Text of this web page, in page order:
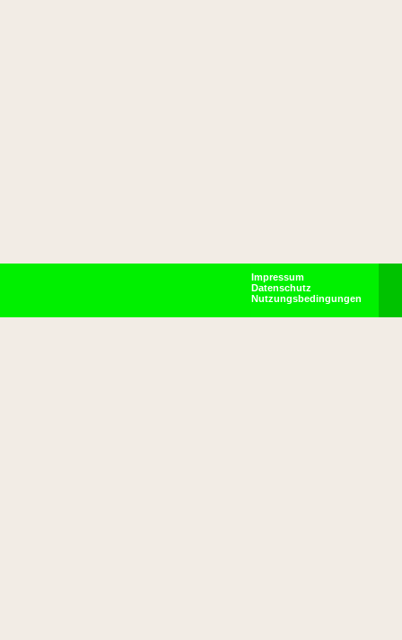
Impressum
Datenschutz
Nutzungsbedingungen